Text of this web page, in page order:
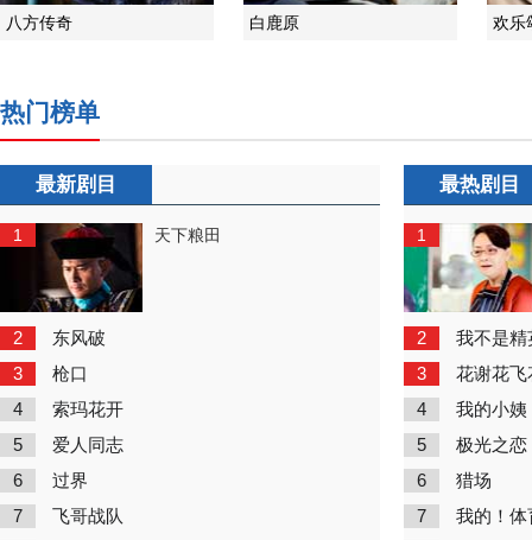
八方传奇 白鹿原 欢乐
热门榜单
最新剧目
1 天下粮田
2 东风破
3 枪口
4 索玛花开
5 爱人同志
6 过界
7 飞哥战队
最热剧目
1
2 我不是精
3 花谢花飞
4 我的小姨
5 极光之恋
6 猎场
7 我的！体